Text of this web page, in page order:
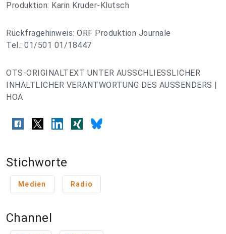
Produktion: Karin Kruder-Klutsch
Rückfragehinweis: ORF Produktion Journale
Tel.: 01/501 01/18447
OTS-ORIGINALTEXT UNTER AUSSCHLIESSLICHER
INHALTLICHER VERANTWORTUNG DES AUSSENDERS |
HOA
Stichworte
Medien Radio
Channel